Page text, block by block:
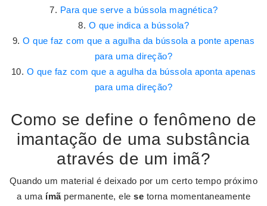
Para que serve a bússola magnética?
O que indica a bússola?
O que faz com que a agulha da bússola a ponte apenas
para uma direção?
O que faz com que a agulha da bússola aponta apenas
para uma direção?
Como se define o fenômeno de
imantação de uma substância
através de um imã?
Quando um material é deixado por um certo tempo próximo
a uma ímãpermanente, ele se torna momentaneamente